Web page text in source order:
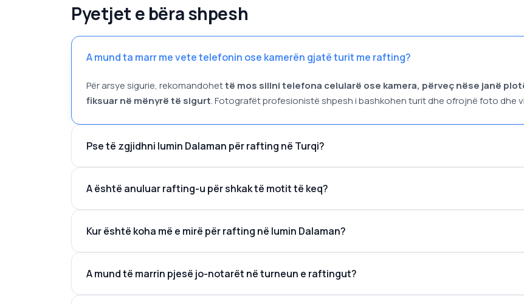
Pyetjet e bëra shpesh
A mund ta marr me vete telefonin ose kamerën gjatë turit me rafting?
Për arsye sigurie, rekomandohettë mos sillni telefona celularë ose kamera, përveç nëse janë
fiksuar në mënyrë të sigurt. Fotografët profesionistë shpesh i bashkohen turit dhe ofrojnë foto dhe
Pse të zgjidhni lumin Dalaman për rafting në Turqi?
A është anuluar rafting-u për shkak të motit të keq?
Kur është koha më e mirë për rafting në lumin Dalaman?
A mund të marrin pjesë jo-notarët në turneun e raftingut?